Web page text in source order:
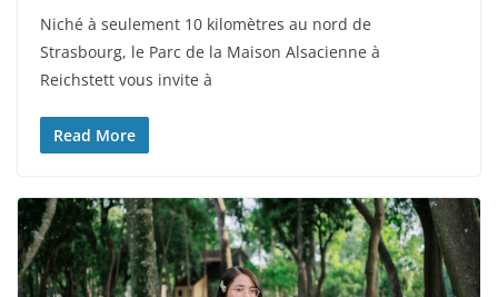
Niché à seulement 10 kilomètres au nord de
Strasbourg, le Parc de la Maison Alsacienne à
Reichstett vous invite à
Read More